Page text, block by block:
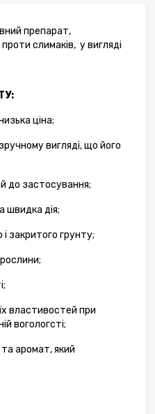
препарат,
слимаків, у вигляді
ціна;
вигляді, що його
до застосування;
швидка дія;
закритого грунту;
властивостей при
вогологсті;
аромат, який